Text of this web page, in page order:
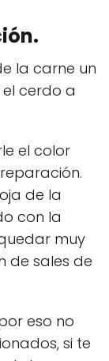
la carne un
cerdo a
el color
de la
con la
muy
de sales de
eso no
si te